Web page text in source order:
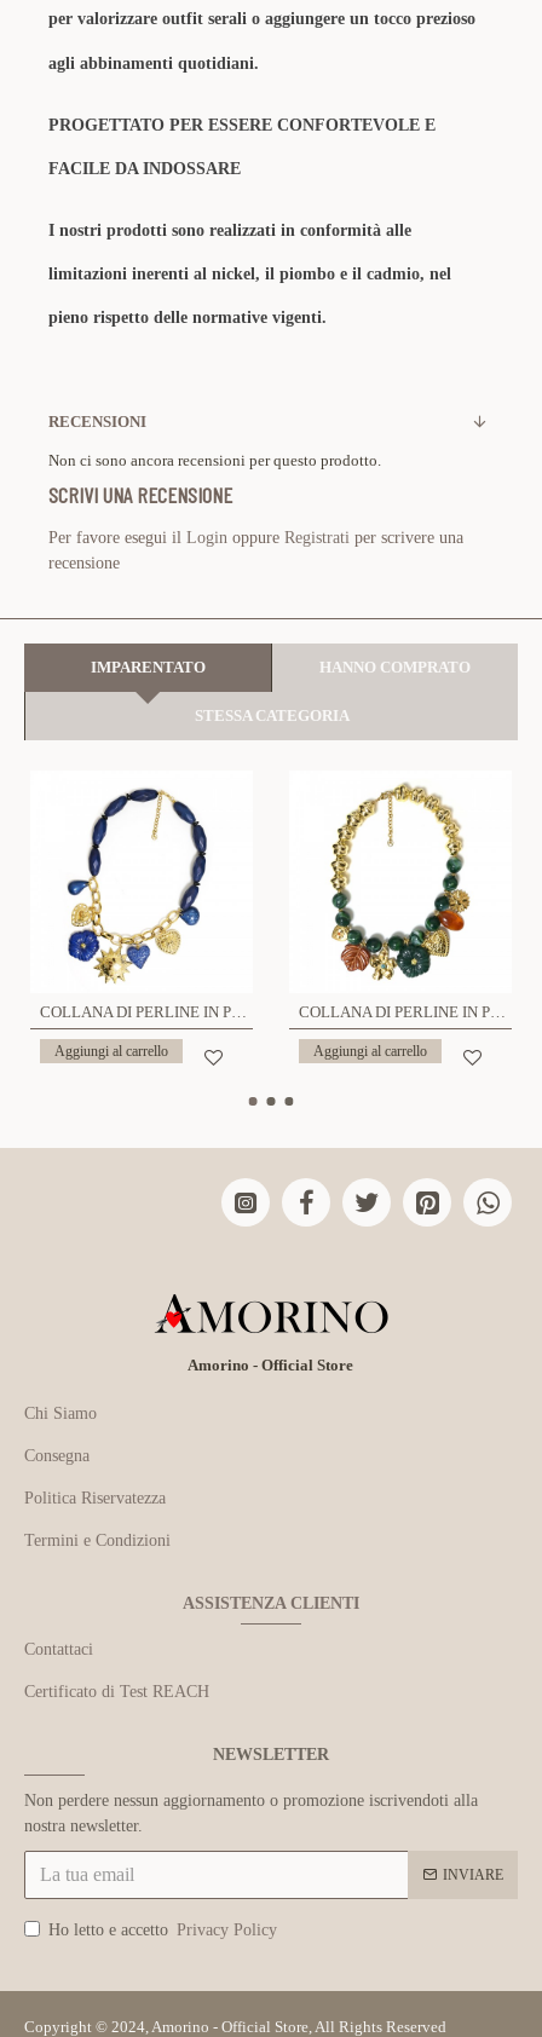
per valorizzare outfit serali o aggiungere un tocco prezioso
agli abbinamenti quotidiani.
PROGETTATO PER ESSERE CONFORTEVOLE E
FACILE DA INDOSSARE
I nostri prodotti sono realizzati in conformità alle
limitazioni inerenti al nickel, il piombo e il cadmio, nel
pieno rispetto delle normative vigenti.
RECENSIONI
Non ci sono ancora recensioni per questo prodotto.
SCRIVI UNA RECENSIONE
Per favore esegui il Login oppure Registrati per scrivere una
recensione
IMPARENTATO HANNO COMPRATO
STESSA CATEGORIA
COLLANA DI PERLINE IN PLASTICA CON CHARMS - YNK241504B693
Aggiungi al carrello
COLLANA DI PERLINE IN PLASTICA CON CHARMS - YNK241504B694
Aggiungi al carrello
Amorino - Official Store
Chi Siamo
Consegna
Politica Riservatezza
Termini e Condizioni
ASSISTENZA CLIENTI
Contattaci
Certificato di Test REACH
NEWSLETTER
Non perdere nessun aggiornamento o promozione iscrivendoti alla
nostra newsletter.
INVIARE
Ho letto e accetto Privacy Policy
Copyright © 2024, Amorino - Official Store, All Rights Reserved